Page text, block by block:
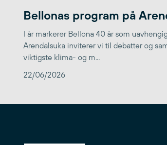
Bellonas program på
I år markerer Bellona 40 år som
Arendalsuka inviterer vi til debatter og
viktigste klima- og m...
22/06/2026